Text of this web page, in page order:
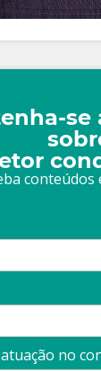
se
conteúdos
no